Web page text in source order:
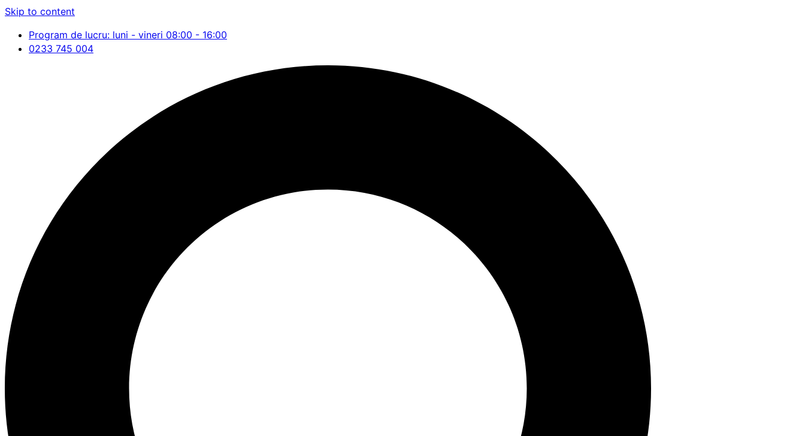
Skip to content
Program de lucru: luni - vineri 08:00 - 16:00
0233 745 004